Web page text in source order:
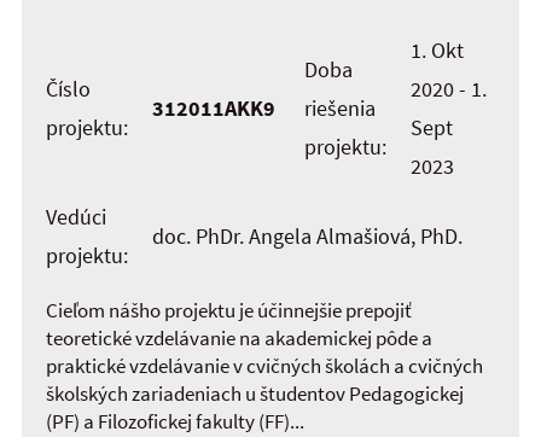
Číslo
projektu:
312011AKK9
Doba
riešenia
projektu:
1. Okt
2020 - 1.
Sept
2023
Vedúci
projektu:
doc. PhDr. Angela Almašiová, PhD.
Cieľom nášho projektu je účinnejšie prepojiť
teoretické vzdelávanie na akademickej pôde a
praktické vzdelávanie v cvičných školách a cvičných
školských zariadeniach u študentov Pedagogickej
(PF) a Filozofickej fakulty (FF)...